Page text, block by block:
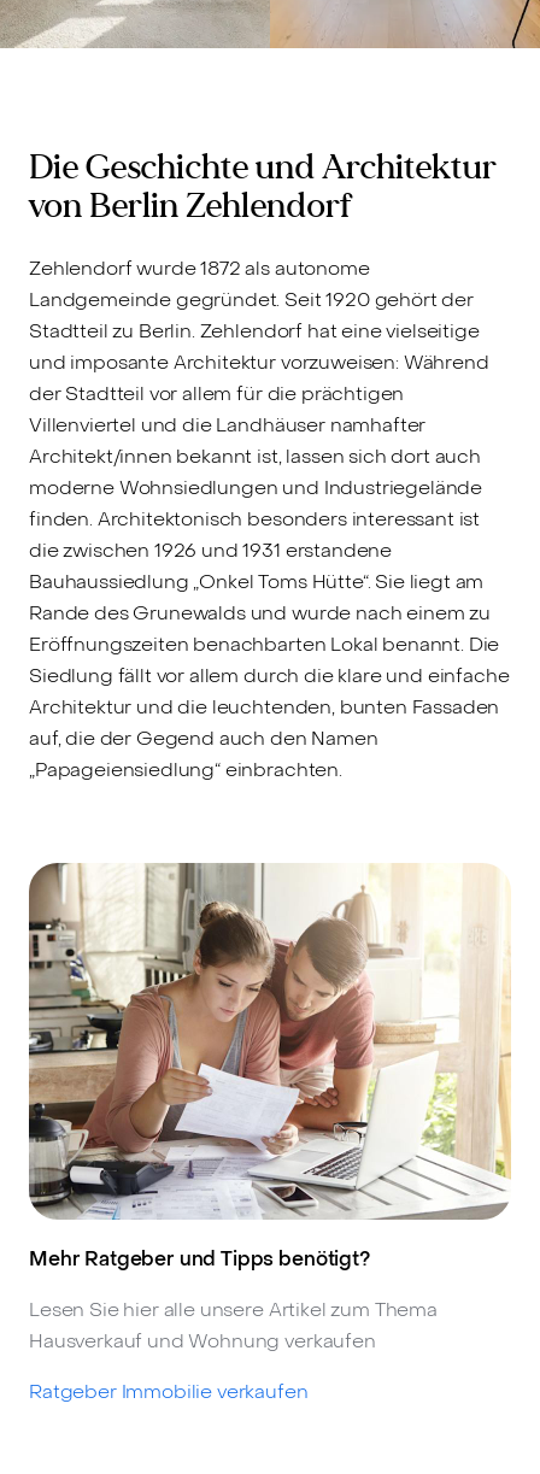
Die Geschichte und Architektur
von Berlin Zehlendorf
Zehlendorf wurde 1872 als autonome
Landgemeinde gegründet. Seit 1920 gehört der
Stadtteil zu Berlin. Zehlendorf hat eine vielseitige
und imposante Architektur vorzuweisen: Während
der Stadtteil vor allem für die prächtigen
Villenviertel und die Landhäuser namhafter
Architekt/innen bekannt ist, lassen sich dort auch
moderne Wohnsiedlungen und Industriegelände
finden. Architektonisch besonders interessant ist
die zwischen 1926 und 1931 erstandene
Bauhaussiedlung „Onkel Toms Hütte“. Sie liegt am
Rande des Grunewalds und wurde nach einem zu
Eröffnungszeiten benachbarten Lokal benannt. Die
Siedlung fällt vor allem durch die klare und einfache
Architektur und die leuchtenden, bunten Fassaden
auf, die der Gegend auch den Namen
„Papageiensiedlung“ einbrachten.
Mehr Ratgeber und Tipps benötigt?
Lesen Sie hier alle unsere Artikel zum Thema
Hausverkauf und Wohnung verkaufen
Ratgeber Immobilie verkaufen